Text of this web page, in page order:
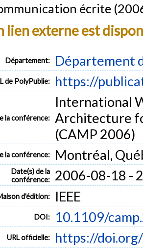
écrite
lien externe est
Département: Département
de PolyPublie: https://
la conférence:
International
Architecture
(CAMP 2006)
la conférence: Montréal,
Date(s) de la
conférence:
2006-08-18 -
d'édition: IEEE
DOI: 10.1109/
URL officielle: https://